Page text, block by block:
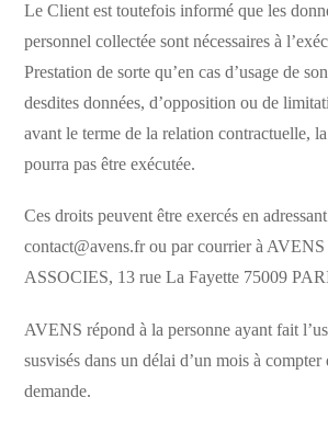
Le Client est toutefois informé que les
personnel collectée sont nécessaires à
Prestation de sorte qu’en cas d’usage de
desdites données, d’opposition ou de
avant le terme de la relation contractuelle,
pourra pas être exécutée.
Ces droits peuvent être exercés en
contact@avens.fr ou par courrier à
ASSOCIES, 13 rue La Fayette 75009
AVENS répond à la personne ayant fait
susvisés dans un délai d’un mois à
demande.